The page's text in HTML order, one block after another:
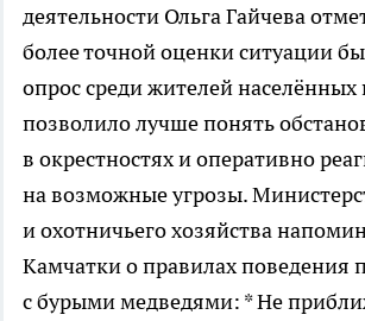
деятельности Ольга Гайчева
более точной оценки ситуации
опрос среди жителей населённых
позволило лучше понять
в окрестностях и оперативно
на возможные угрозы.
и охотничьего хозяйства
Камчатки о правилах поведения
с бурыми медведями: * Не